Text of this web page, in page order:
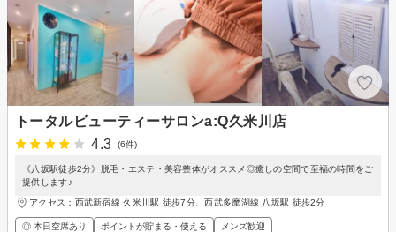
トータルビューティーサロンa:Q久米川店
4.3
(6件)
《八坂駅徒歩2分》脱毛・エステ・美容整体がオススメ◎癒しの空間で至福の時間をご
提供します♪
アクセス：西武新宿線 久米川駅 徒歩7分、西武多摩湖線 八坂駅 徒歩2分
◎ 本日空席あり ポイントが貯まる・使える メンズ歓迎